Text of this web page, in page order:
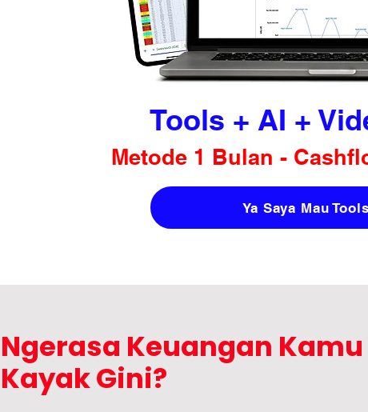
Tools + AI +
Metode 1 Bulan -
Ya Saya Mau
Ngerasa Keuangan Kamu
Kayak Gini?